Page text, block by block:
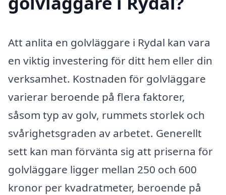
Att anlita en golvläggare i Rydal kan vara
en viktig investering för ditt hem eller din
verksamhet. Kostnaden för golvläggare
varierar beroende på flera faktorer,
såsom typ av golv, rummets storlek och
svårighetsgraden av arbetet. Generellt
sett kan man förvänta sig att priserna för
golvläggare ligger mellan 250 och 600
kronor per kvadratmeter, beroende på